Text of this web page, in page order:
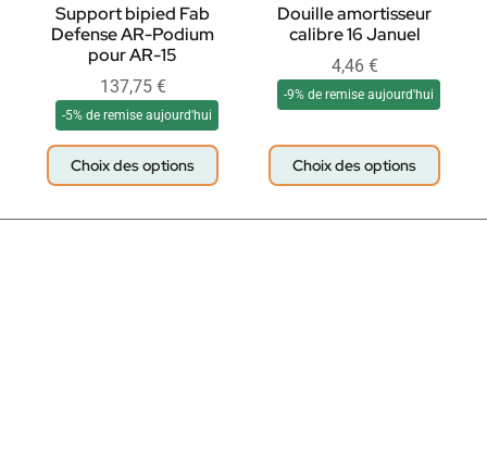
Support bipied Fab
Defense AR-Podium
pour AR-15
137,75 €
-5% de remise aujourd'hui
Choix des options
Douille amortisseur
calibre 16 Januel
4,46 €
-9% de remise aujourd'hui
Choix des options